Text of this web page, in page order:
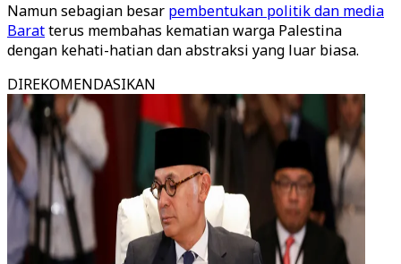
Namun sebagian besar pembentukan politik dan media
Baratterus membahas kematian warga Palestina
dengan kehati-hatian dan abstraksi yang luar biasa.
DIREKOMENDASIKAN